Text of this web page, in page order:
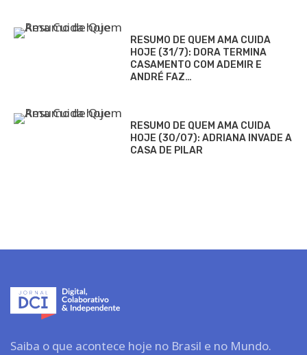
RESUMO DE QUEM AMA CUIDA
HOJE (31/7): DORA TERMINA
CASAMENTO COM ADEMIR E
ANDRÉ FAZ…
RESUMO DE QUEM AMA CUIDA
HOJE (30/07): ADRIANA INVADE A
CASA DE PILAR
Saiba o que acontece hoje no Brasil e no Mundo.